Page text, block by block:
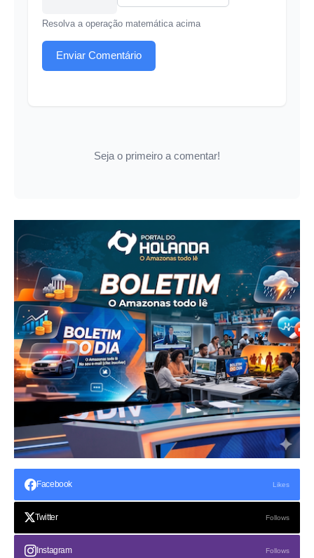
Resolva a operação matemática acima
Enviar Comentário
Seja o primeiro a comentar!
Facebook Likes
Twitter Follows
Instagram Follows